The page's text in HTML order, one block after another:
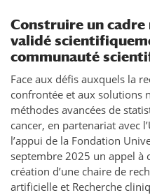
Construire un
validé
communauté
Face aux défis auxquels la
confrontée et aux solutions
méthodes avancées de
cancer, en partenariat avec
l’appui de la Fondation
septembre 2025 un appel à
création d’une chaire de
artificielle et Recherche